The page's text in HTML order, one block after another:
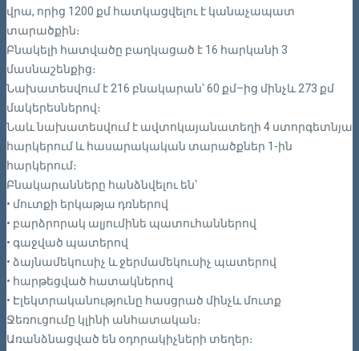
վրա, որից 1200 քմ հատկացվելու է կանաչապատ
տարածքին։
Բնակելի հատվածը բաղկացած է 16 հարկանի 3
մասնաշենքից։
Նախատեսվում է 216 բնակարան՝ 60 քմ–ից մինչև 273 քմ
մակերեսներով։
Նաև նախատեսվում է ավտոկայանատեղի 4 ստորգետնյա
հարկերում և հասարակական տարածքներ 1-ին
հարկերում։
Բնակարանները հանձնվելու են՝
• մուտքի երկաթյա դռներով
• բարձրորակ ալյումինե պատուհաններով
• գաջված պատերով
• ձայնամեկուսիչ և ջերմամեկուսիչ պատերով
• հարթեցված հատակներով
• Էլեկտրականությունը հասցրած մինչև մուտք
Ջեռուցումը կլինի անհատական։
Առանձնացված են օդորակիչների տեղեր։